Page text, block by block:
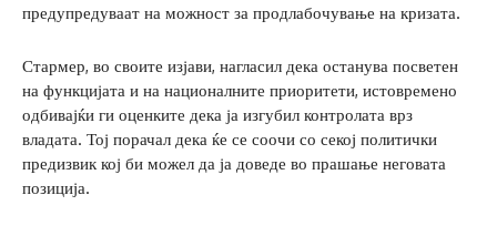
предупредуваат на можност за продлабочување на кризата.
Стармер, во своите изјави, нагласил дека останува посветен
на функцијата и на националните приоритети, истовремено
одбивајќи ги оценките дека ја изгубил контролата врз
владата. Тој порачал дека ќе се соочи со секој политички
предизвик кој би можел да ја доведе во прашање неговата
позиција.